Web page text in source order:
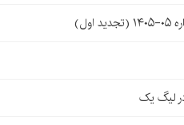
لیگ یک